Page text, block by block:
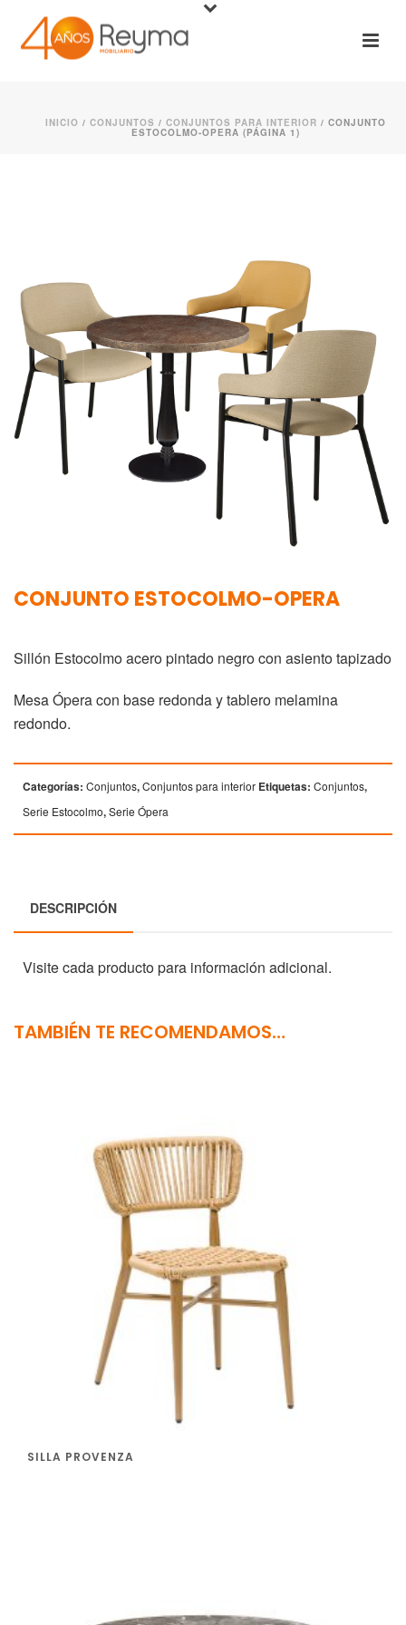
INICIO / CONJUNTOS / CONJUNTOS PARA INTERIOR / CONJUNTO
ESTOCOLMO-OPERA (PÁGINA 1)
CONJUNTO ESTOCOLMO-OPERA
Sillón Estocolmo acero pintado negro con asiento tapizado
Mesa Ópera con base redonda y tablero melamina
redondo.
Categorías: Conjuntos,Conjuntos para interior Etiquetas: Conjuntos,
Serie Estocolmo,Serie Ópera
DESCRIPCIÓN
Visite cada producto para información adicional.
TAMBIÉN TE RECOMENDAMOS…
SILLA PROVENZA